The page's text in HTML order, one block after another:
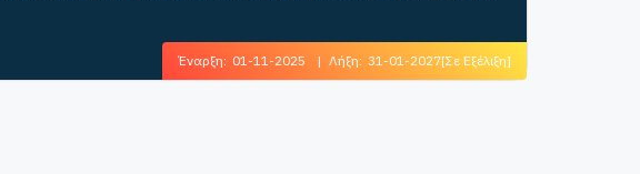
Έναρξη: 01-11-2025 | Λήξη: 31-01-2027[Σε Εξέλιξη]